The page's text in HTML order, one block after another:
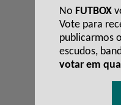
No FUTBOX
Vote para
publicarmos
escudos,
votar em